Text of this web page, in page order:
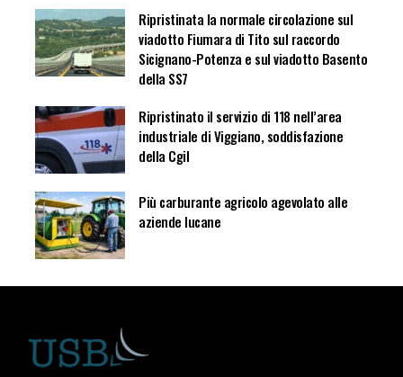
Ripristinata la normale circolazione sul
viadotto Fiumara di Tito sul raccordo
Sicignano-Potenza e sul viadotto Basento
della SS7
Ripristinato il servizio di 118 nell’area
industriale di Viggiano, soddisfazione
della Cgil
Più carburante agricolo agevolato alle
aziende lucane